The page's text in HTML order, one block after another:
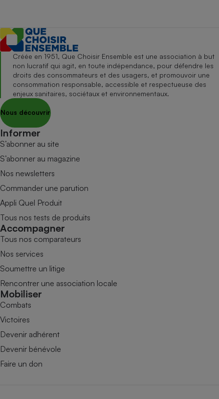
Créée en 1951, Que Choisir Ensemble est une association à but
non lucratif qui agit, en toute indépendance, pour défendre les
droits des consommateurs et des usagers, et promouvoir une
consommation responsable, accessible et respectueuse des
enjeux sanitaires, sociétaux et environnementaux.
Nous découvrir
Informer
S’abonner au site
S’abonner au magazine
Nos newsletters
Commander une parution
Appli Quel Produit
Tous nos tests de produits
Accompagner
Tous nos comparateurs
Nos services
Soumettre un litige
Rencontrer une association locale
Mobiliser
Combats
Victoires
Devenir adhérent
Devenir bénévole
Faire un don